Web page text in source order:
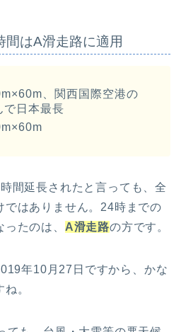
間はA滑走路に適用
、関西国際空港の
で日本最長
間延長されたと言っても、全
ではありません。24時までの
たのは、 A滑走路の方です。
年10月27日ですから、かな
。